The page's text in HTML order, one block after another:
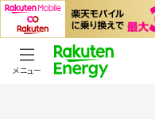
メニュー